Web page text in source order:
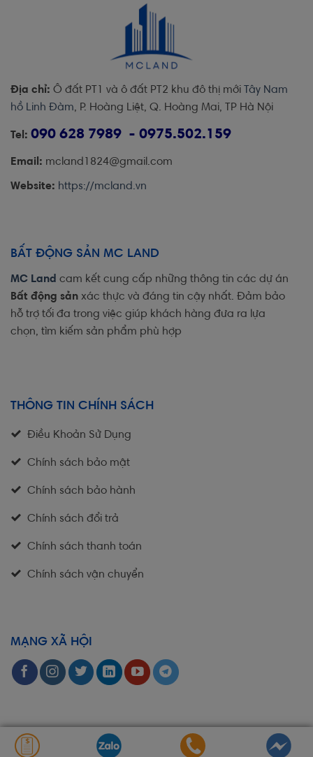
Địa chỉ: Ô đất PT1 và ô đất PT2 khu đô thị mới Tây Nam
hồ Linh Đàm, P. Hoàng Liệt, Q. Hoàng Mai, TP Hà Nội
Tel: 090 628 7989 - 0975.502.159
Email: mcland1824@gmail.com
Website: https://mcland.vn
BẤT ĐỘNG SẢN MC LAND
MC Land cam kết cung cấp những thông tin các dự án
Bất động sản xác thực và đáng tin cậy nhất. Đảm bảo
hỗ trợ tối đa trong việc giúp khách hàng đưa ra lựa
chọn, tìm kiếm sản phẩm phù hợp
THÔNG TIN CHÍNH SÁCH
Điều Khoản Sử Dụng
Chính sách bảo mật
Chính sách bảo hành
Chính sách đổi trả
Chính sách thanh toán
Chính sách vận chuyển
MẠNG XÃ HỘI